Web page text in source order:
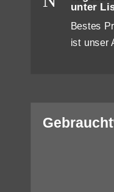
unter
Bestes
ist unser